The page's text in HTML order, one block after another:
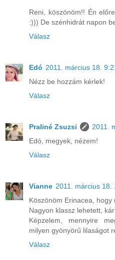
Reni, köszönöm!! Én
:))) De szénhidrát napon
Válasz
Edó 2011. március 18.
Nézz be hozzám kérlek!
Válasz
Praliné Zsuzsi
2011.
Edó, megyek, nézem!
Válasz
Vianne 2011. március 18.
Köszönöm Erinacea, hogy
Nagyon klassz lehetett,
Képzelem, mennyire
milyen gyönyörű lilaságot
Válasz